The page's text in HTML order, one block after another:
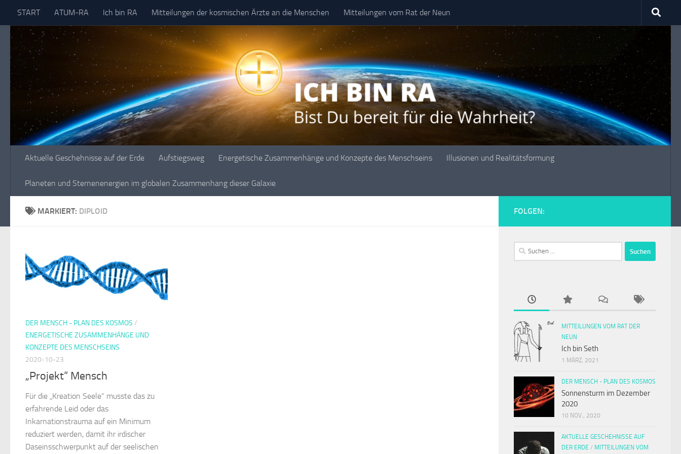
Skip to content
START ATUM-RA Ich bin RA Mitteilungen der kosmischen Ärzte an die Menschen Mitteilungen vom Rat der Neun
Aktuelle Geschehnisse auf der Erde Aufstiegsweg Energetische Zusammenhänge und Konzepte des Menschseins Illusionen und Realitätsformung
Planeten und Sternenenergien im globalen Zusammenhang dieser Galaxie
MARKIERT: DIPLOID
DER MENSCH - PLAN DES KOSMOS /
ENERGETISCHE ZUSAMMENHÄNGE UND
KONZEPTE DES MENSCHSEINS
2020-10-23
„Projekt“ Mensch
Für die „Kreation Seele“ musste das zu
erfahrende Leid oder das
Inkarnationstrauma auf ein Minimum
reduziert werden, damit ihr irdischer
Daseinsschwerpunkt auf der seelischen
FOLGEN:
Suchen
nach:
MITTEILUNGEN VOM RAT DER
NEUN
Ich bin Seth
1 MÄRZ, 2021
DER MENSCH - PLAN DES KOSMOS
Sonnensturm im Dezember
2020
10 NOV., 2020
AKTUELLE GESCHEHNISSE AUF
DER ERDE / MITTEILUNGEN VOM